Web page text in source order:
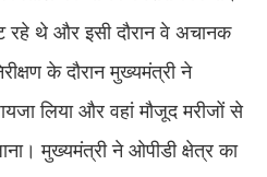
रहे थे और इसी दौरान वे अचानक
के दौरान मुख्यमंत्री ने
लिया और वहां मौजूद मरीजों से
मुख्यमंत्री ने ओपीडी क्षेत्र का